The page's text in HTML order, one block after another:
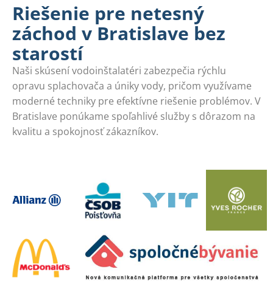
Riešenie pre netesný
záchod v Bratislave bez
starostí
Naši skúsení vodoinštalatéri zabezpečia rýchlu
opravu splachovača a úniky vody, pričom využívame
moderné techniky pre efektívne riešenie problémov. V
Bratislave ponúkame spoľahlivé služby s dôrazom na
kvalitu a spokojnosť zákazníkov.